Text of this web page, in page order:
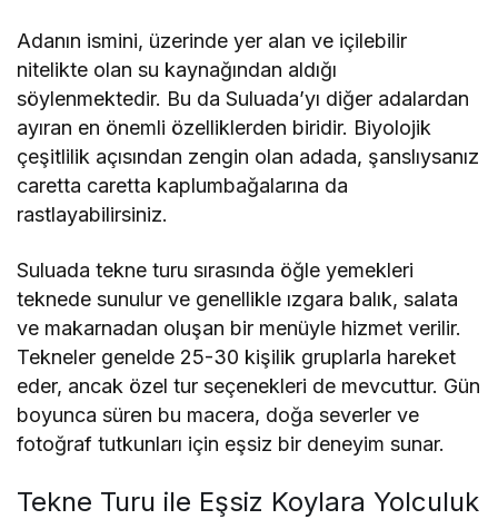
Adanın ismini, üzerinde yer alan ve içilebilir
nitelikte olan su kaynağından aldığı
söylenmektedir. Bu da Suluada’yı diğer adalardan
ayıran en önemli özelliklerden biridir. Biyolojik
çeşitlilik açısından zengin olan adada, şanslıysanız
caretta caretta kaplumbağalarına da
rastlayabilirsiniz.
Suluada tekne turu sırasında öğle yemekleri
teknede sunulur ve genellikle ızgara balık, salata
ve makarnadan oluşan bir menüyle hizmet verilir.
Tekneler genelde 25-30 kişilik gruplarla hareket
eder, ancak özel tur seçenekleri de mevcuttur. Gün
boyunca süren bu macera, doğa severler ve
fotoğraf tutkunları için eşsiz bir deneyim sunar.
Tekne Turu ile Eşsiz Koylara Yolculuk